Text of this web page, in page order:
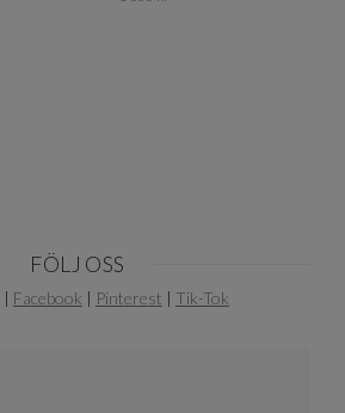
FÖLJ OSS
| Facebook | Pinterest | Tik-Tok